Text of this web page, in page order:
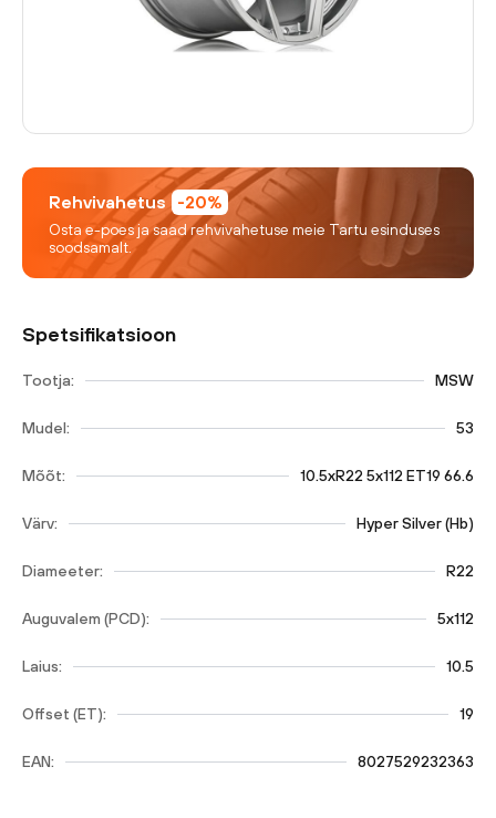
Rehvivahetus -20%
Osta e-poes ja saad rehvivahetuse meie Tartu esinduses
soodsamalt.
Spetsifikatsioon
Tootja: MSW
Mudel: 53
Mõõt: 10.5xR22 5x112 ET19 66.6
Värv: Hyper Silver (Hb)
Diameeter: R22
Auguvalem (PCD): 5x112
Laius: 10.5
Offset (ET): 19
EAN: 8027529232363